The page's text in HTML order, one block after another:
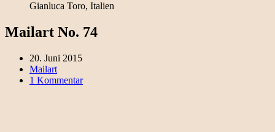
Gianluca Toro, Italien
Mailart No. 74
20. Juni 2015
Mailart
1 Kommentar